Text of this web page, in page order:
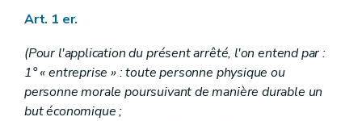
Art. 1 er.
(Pour l'application du présent arrêté, l'on entend par :
1° « entreprise » : toute personne physique ou
personne morale poursuivant de manière durable un
but économique ;